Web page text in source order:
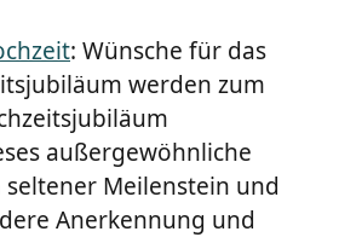
: Wünsche für das
werden zum
außergewöhnliche
seltener Meilenstein und
Anerkennung und